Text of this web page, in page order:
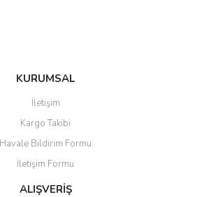
KURUMSAL
İletişim
Kargo Takibi
Havale Bildirim Formu
İletişim Formu
ALIŞVERİŞ